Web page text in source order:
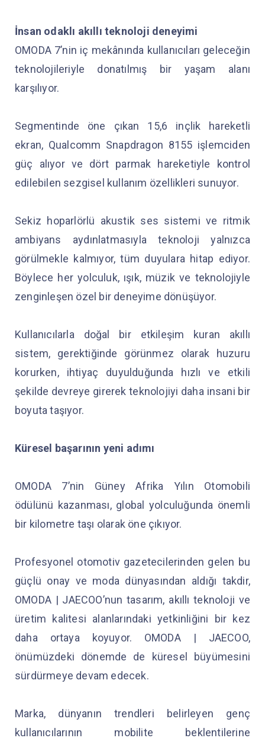
İnsan odaklı akıllı teknoloji deneyimi
OMODA 7’nin iç mekânında kullanıcıları geleceğin
teknolojileriyle donatılmış bir yaşam alanı
karşılıyor.
Segmentinde öne çıkan 15,6 inçlik hareketli
ekran, Qualcomm Snapdragon 8155 işlemciden
güç alıyor ve dört parmak hareketiyle kontrol
edilebilen sezgisel kullanım özellikleri sunuyor.
Sekiz hoparlörlü akustik ses sistemi ve ritmik
ambiyans aydınlatmasıyla teknoloji yalnızca
görülmekle kalmıyor, tüm duyulara hitap ediyor.
Böylece her yolculuk, ışık, müzik ve teknolojiyle
zenginleşen özel bir deneyime dönüşüyor.
Kullanıcılarla doğal bir etkileşim kuran akıllı
sistem, gerektiğinde görünmez olarak huzuru
korurken, ihtiyaç duyulduğunda hızlı ve etkili
şekilde devreye girerek teknolojiyi daha insani bir
boyuta taşıyor.
Küresel başarının yeni adımı
OMODA 7’nin Güney Afrika Yılın Otomobili
ödülünü kazanması, global yolculuğunda önemli
bir kilometre taşı olarak öne çıkıyor.
Profesyonel otomotiv gazetecilerinden gelen bu
güçlü onay ve moda dünyasından aldığı takdir,
OMODA | JAECOO’nun tasarım, akıllı teknoloji ve
üretim kalitesi alanlarındaki yetkinliğini bir kez
daha ortaya koyuyor. OMODA | JAECOO,
önümüzdeki dönemde de küresel büyümesini
sürdürmeye devam edecek.
Marka, dünyanın trendleri belirleyen genç
kullanıcılarının mobilite beklentilerine